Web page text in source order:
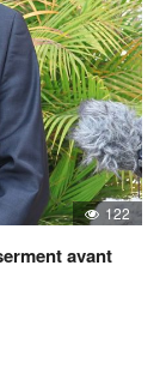
122
avant